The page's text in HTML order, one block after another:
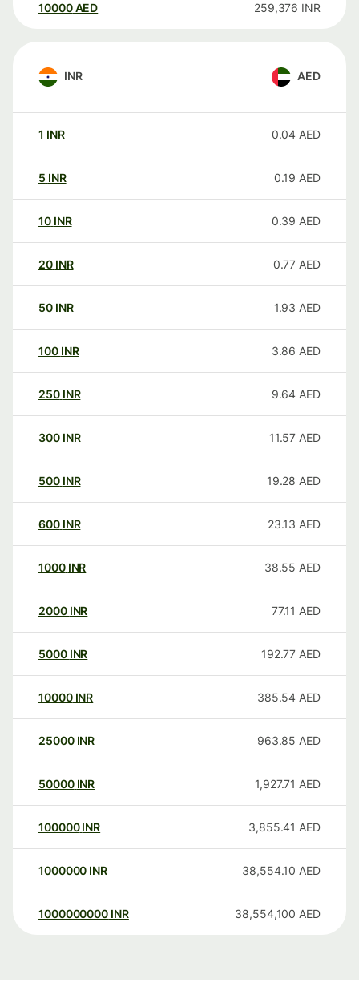
10000 AED 259,376 INR
INR AED
1 INR 0.04 AED
5 INR 0.19 AED
10 INR 0.39 AED
20 INR 0.77 AED
50 INR 1.93 AED
100 INR 3.86 AED
250 INR 9.64 AED
300 INR 11.57 AED
500 INR 19.28 AED
600 INR 23.13 AED
1000 INR 38.55 AED
2000 INR 77.11 AED
5000 INR 192.77 AED
10000 INR 385.54 AED
25000 INR 963.85 AED
50000 INR 1,927.71 AED
100000 INR 3,855.41 AED
1000000 INR 38,554.10 AED
1000000000 INR 38,554,100 AED